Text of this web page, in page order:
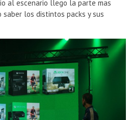
al escenario llego la parte mas
los distintos packs y sus